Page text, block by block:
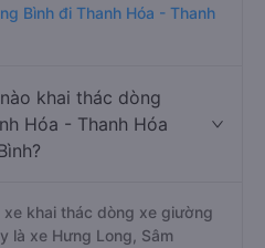
Bình đi Thanh Hóa - Thanh
khai thác dòng
Hóa - Thanh Hóa
khai thác dòng xe giường
là xe Hưng Long, Sâm